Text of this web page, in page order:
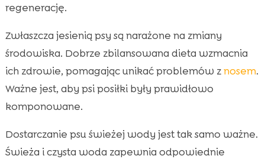
regenerację.
Zwłaszcza jesienią psy są narażone na zmiany
środowiska. Dobrze zbilansowana dieta wzmacnia
ich zdrowie, pomagając unikać problemów znosem.
Ważne jest, aby psi posiłki były prawidłowo
komponowane.
Dostarczanie psu świeżej wody jest tak samo ważne.
Świeża i czysta woda zapewnia odpowiednie